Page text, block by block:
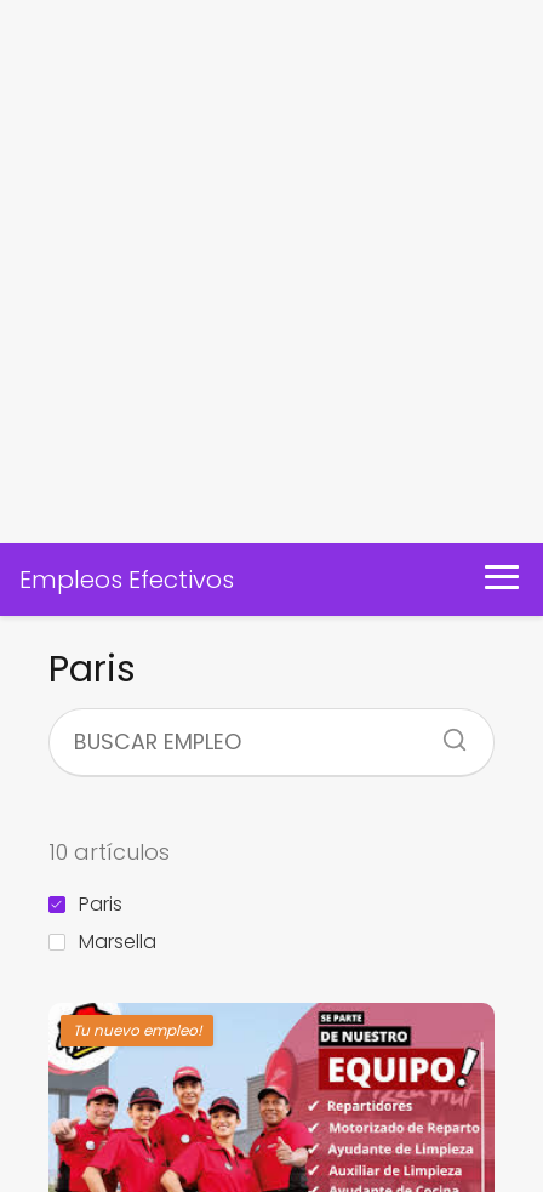
Empleos Efectivos
Paris
10 artículos
Paris
Marsella
Tu nuevo empleo!